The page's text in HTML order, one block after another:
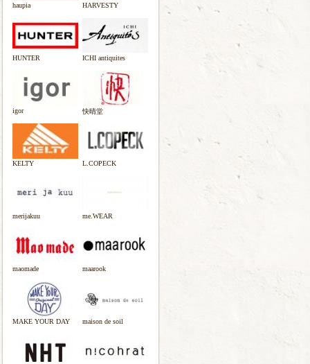
haupia HARVESTY
HUNTER ICHI antiquites
igor 快晴堂
KELTY L.COPECK
merijakuu me.WEAR
maomade maarook
MAKE YOUR DAY maison de soil